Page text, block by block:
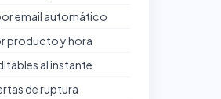
email automático
producto y hora
al instante
de ruptura